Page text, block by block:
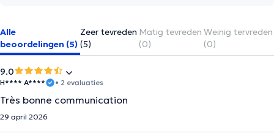
Alle
beoordelingen (5)
Zeer tevreden
(5)
Matig tevreden
(0)
Weinig tervreden
(0)
9.0
H**** A**** • 2 evaluaties
Très bonne communication
29 april 2026